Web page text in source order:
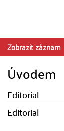
Zobrazit záznam
Úvodem
Editorial
Editorial